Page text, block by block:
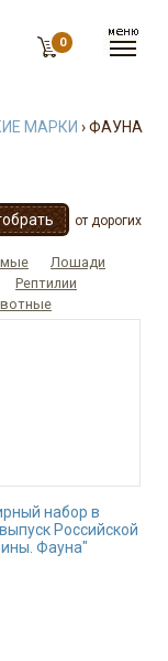
0
МАРКИ › ФАУНА
от дорогих
Лошади
Рептилии
набор в
Российской
Фауна"